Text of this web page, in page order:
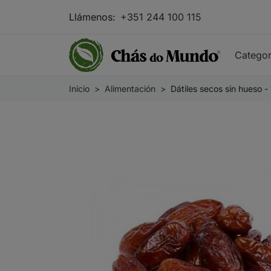
Llámenos: +351 244 100 115
Inicio Alimentación Dátiles secos sin hueso -